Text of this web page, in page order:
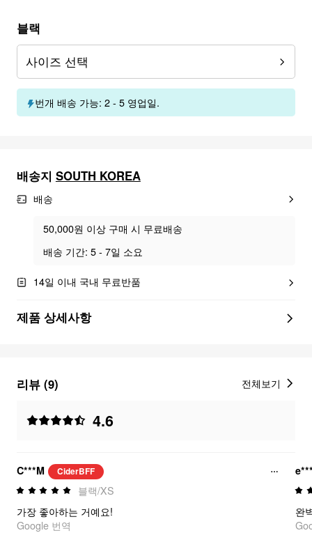
블랙
사이즈 선택
번개 배송 가능: 2 - 5 영업일.
배송지 SOUTH KOREA
배송
50,000원 이상 구매 시 무료배송
배송 기간: 5 - 7일 소요
14일 이내 국내 무료반품
제품 상세사항
리뷰 (9)
4.6
전체보기
C***M CiderBFF
블랙/XS
가장 좋아하는 거예요!
Google 번역
완